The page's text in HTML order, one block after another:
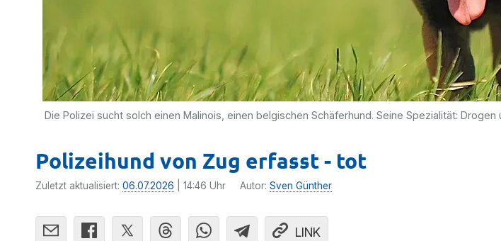
Die Polizei sucht solch einen Malinois, einen belgischen Schäferhund. Seine Spezialität: Drogen
Polizeihund von Zug erfasst - tot
Zuletzt aktualisiert: 06.07.2026 | 14:46 Uhr Autor: Sven Günther
LINK